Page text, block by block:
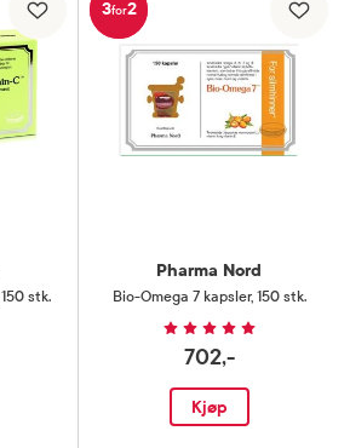
150 stk.
3for2
Pharma Nord
Bio-Omega 7 kapsler, 150 stk.
702,-
Kjøp